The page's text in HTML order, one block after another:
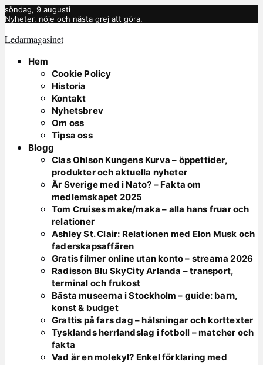
söndag, 9 augusti
Nyheter, nöje och nästa grej att göra.
Ledarmagasinet
Hem
Cookie Policy
Historia
Kontakt
Nyhetsbrev
Om oss
Tipsa oss
Blogg
Clas Ohlson Kungens Kurva – öppettider,
produkter och aktuella nyheter
Är Sverige med i Nato? – Fakta om
medlemskapet 2025
Tom Cruises make/maka – alla hans fruar och
relationer
Ashley St. Clair: Relationen med Elon Musk och
faderskapsaffären
Gratis filmer online utan konto – streama 2026
Radisson Blu SkyCity Arlanda – transport,
terminal och frukost
Bästa museerna i Stockholm – guide: barn,
konst & budget
Grattis på fars dag – hälsningar och korttexter
Tysklands herrlandslag i fotboll – matcher och
fakta
Vad är en molekyl? Enkel förklaring med